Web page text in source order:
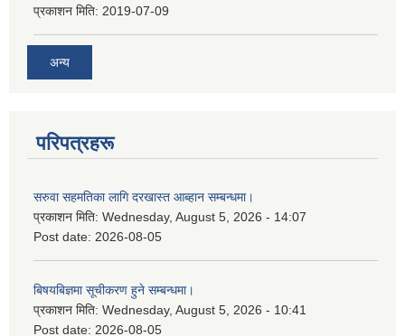
प्रकाशन मिति: 2019-07-09
अन्य
परिपत्रहरू
सरुवा सहमतिका लागि दरखास्त आब्हान सम्बन्धमा।
प्रकाशन मिति: Wednesday, August 5, 2026 - 14:07
Post date: 2026-08-05
बिषयबिज्ञमा सूचीकरण हुने सम्बन्धमा।
प्रकाशन मिति: Wednesday, August 5, 2026 - 10:41
Post date: 2026-08-05